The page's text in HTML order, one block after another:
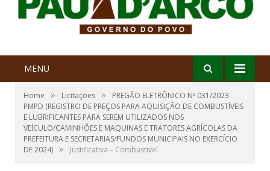
MENU
Home » Licitações »
PREGÃO ELETRÔNICO Nº 031/2023-
PMPD (REGISTRO DE PREÇOS PARA AQUISIÇÃO DE COMBUSTÍVEIS
E LUBRIFICANTES PARA SEREM UTILIZADOS NOS
VEÍCULO/CAMINHÕES E MAQUINAS E TRATORES AGRÍCOLAS DA
PREFEITURA E SECRETARIAS/FUNDOS MUNICIPAIS NO EXERCÍCIO
DE 2024) » Justificativa – Combustivel